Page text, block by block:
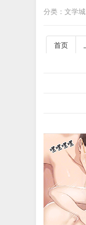
分类： 文学城
首页